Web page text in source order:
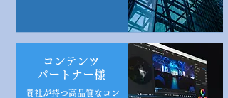
コンテンツ
パートナー様
貴社が持つ高品質なコン